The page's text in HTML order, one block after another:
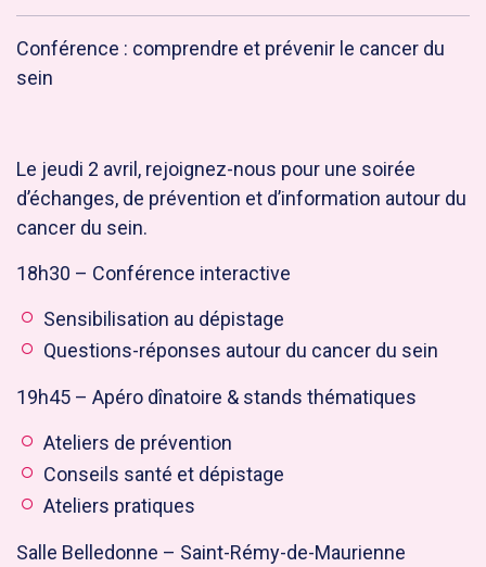
Conférence : comprendre et prévenir le cancer du
sein
Le jeudi 2 avril, rejoignez-nous pour une soirée
d’échanges, de prévention et d’information autour du
cancer du sein.
18h30 – Conférence interactive
Sensibilisation au dépistage
Questions-réponses autour du cancer du sein
19h45 – Apéro dînatoire & stands thématiques
Ateliers de prévention
Conseils santé et dépistage
Ateliers pratiques
Salle Belledonne – Saint-Rémy-de-Maurienne